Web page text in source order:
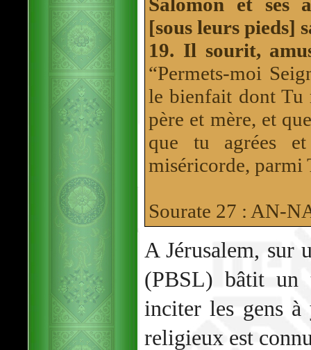
[sous leurs pieds]
19. Il sourit,
“Permets-moi
le bienfait dont Tu
père et mère, et
que tu agrées
miséricorde, parmi
Sourate 27 : AN-
A Jérusalem, sur
(PBSL) bâtit un
inciter les gens
religieux est